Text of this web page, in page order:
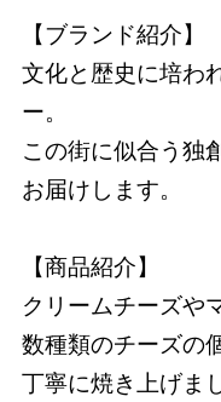
【ブランド紹介】
文化と歴史に培わ
ー。
この街に似合う独
お届けします。
【商品紹介】
クリームチーズや
数種類のチーズの
丁寧に焼き上げま